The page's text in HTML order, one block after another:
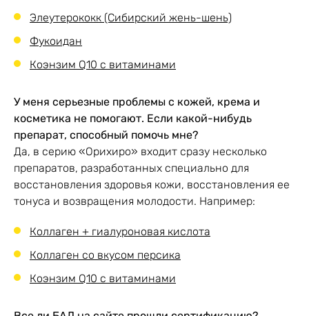
Элеутерококк (Сибирский жень-шень)
Фукоидан
Коэнзим Q10 с витаминами
У меня серьезные проблемы с кожей, крема и
косметика не помогают. Если какой-нибудь
препарат, способный помочь мне?
Да, в серию «Орихиро» входит сразу несколько
препаратов, разработанных специально для
восстановления здоровья кожи, восстановления ее
тонуса и возвращения молодости. Например:
Коллаген + гиалуроновая кислота
Коллаген со вкусом персика
Коэнзим Q10 с витаминами